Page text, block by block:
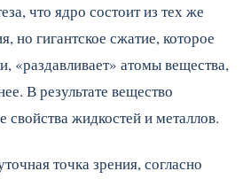
что ядро состоит из тех же
но гигантское сжатие, которое
«раздавливает» атомы вещества,
В результате вещество
свойства жидкостей и металлов.
точка зрения, согласно